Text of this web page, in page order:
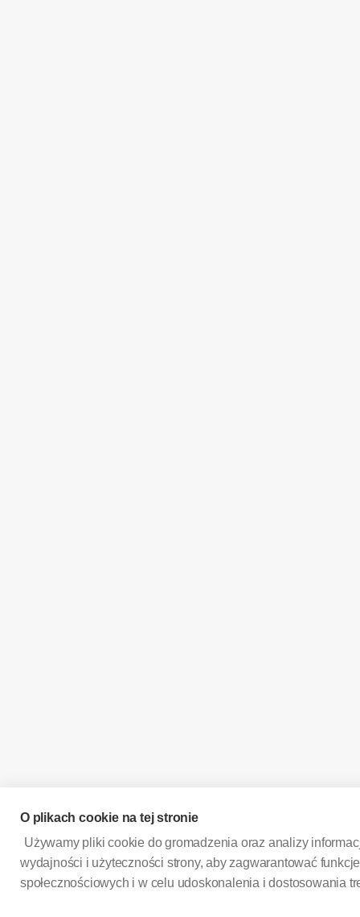
O plikach cookie na tej stronie
Używamy pliki cookie do gromadzenia oraz analizy
wydajności i użyteczności strony, aby zagwarantować
społecznościowych i w celu udoskonalenia i dostosowania